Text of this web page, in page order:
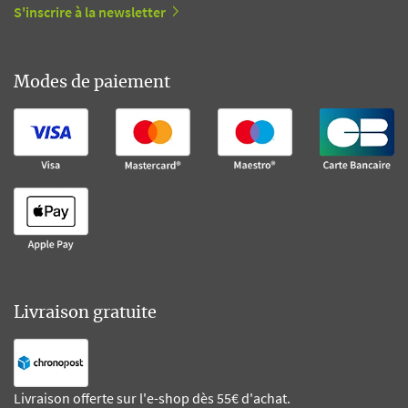
S'inscrire à la newsletter
Modes de paiement
Livraison gratuite
Livraison offerte sur l'e-shop dès 55€ d'achat.